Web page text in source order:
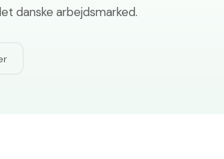
danske arbejdsmarked.